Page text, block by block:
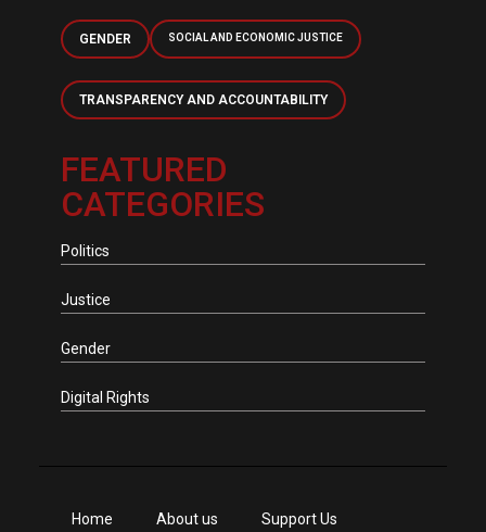
GENDER SOCIAL AND ECONOMIC JUSTICE
TRANSPARENCY AND ACCOUNTABILITY
FEATURED
CATEGORIES
Politics
Justice
Gender
Digital Rights
Home About us Support Us